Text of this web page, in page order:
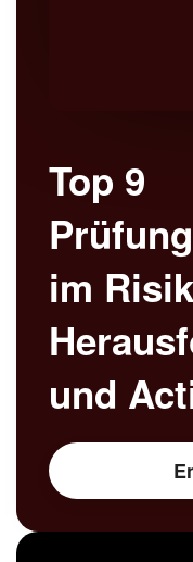
Top 9
im
und